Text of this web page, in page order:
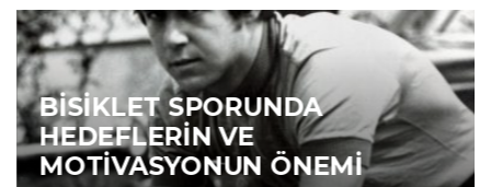
BISIKLET SPORUNDA
HEDEFLERIN VE
MOTIVASYONUN ÖNEMI